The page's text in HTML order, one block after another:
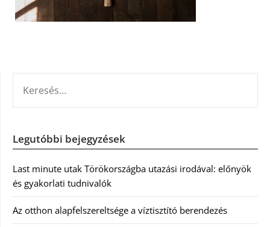
Legutóbbi bejegyzések
Last minute utak Törökországba utazási irodával: előnyök
és gyakorlati tudnivalók
Az otthon alapfelszereltsége a víztisztító berendezés